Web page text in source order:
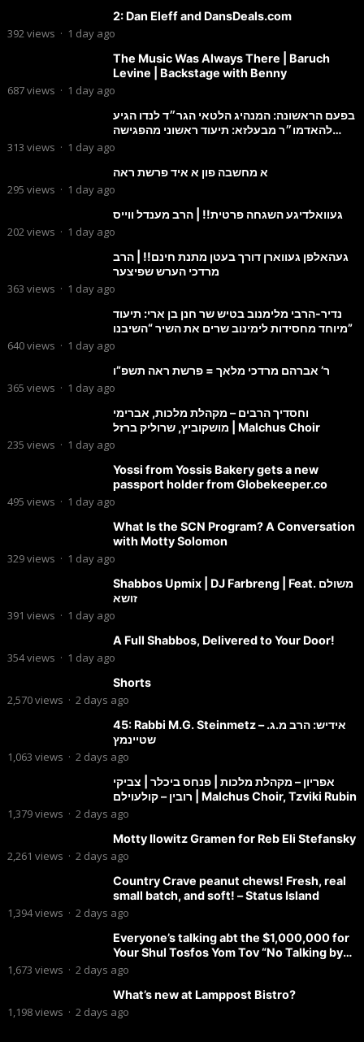
2: Dan Eleff and DansDeals.com
392views · 1 day ago
The Music Was Always There | Baruch
Levine | Backstage with Benny
687views · 1 day ago
בפעם הראשונה: המנהיג הלטאי הגר״ד לנדו הגיע
להאדמו״ר מבעלזא: תיעוד ראשוני מהפגישה
הנדירה
313 views · 1 day ago
א מחשבה פון א איד פרשת ראה
295 views · 1 day ago
געוואלדיגע השגחה פרטית!! | הרב מענדל ווייס
202views · 1 day ago
געהאלפן געווארן דורך בעטן מתנת חינם!! | הרב
מרדכי הערש שפיצער
363 views · 1 day ago
נדיר-הרבי מלימנוב בטיש שר חנן בן ארי: תיעוד
מיוחד מחסידות לימינוב שרים את השיר “השיבנו”
640views · 1 day ago
ר’ אברהם מרדכי מלאך = פרשת ראה תשפ”ו
365 views · 1 day ago
וחסדיך הרבים – מקהלת מלכות, אברימי
מושקוביץ, שרוליק ברזל | Malchus Choir
235 views · 1 day ago
Yossi from Yossis Bakery gets a new
passport holder from Globekeeper.co
495 views · 1 day ago
What Is the SCN Program? A Conversation
with Motty Solomon
329views · 1 day ago
Shabbos Upmix | DJ Farbreng | Feat. משולם
זושא
391 views · 1 day ago
A Full Shabbos, Delivered to Your Door!
354views · 1 day ago
Shorts
2,570views · 2 days ago
45: Rabbi M.G. Steinmetz – אידיש: הרב מ.ג.
שטיינמץ
1,063 views · 2 days ago
אפריון – מקהלת מלכות | פנחס ביכלר | צביקי
רובין – קולעוילם | Malchus Choir, Tzviki Rubin
1,379views · 2 days ago
Motty Ilowitz Gramen for Reb Eli Stefansky
2,261 views · 2 days ago
Country Crave peanut chews! Fresh, real
small batch, and soft! – Status Island
1,394views · 2 days ago
Everyone’s talking abt the $1,000,000 for
Your Shul Tosfos Yom Tov “No Talking by
Davening” movement
1,673 views · 2 days ago
What’s new at Lamppost Bistro?
1,198views · 2 days ago